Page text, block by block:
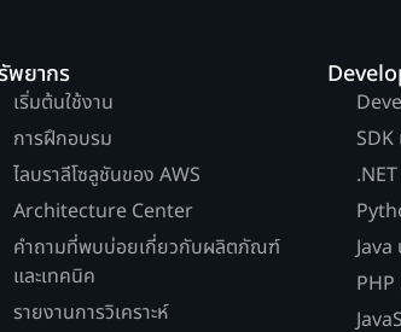
พยากร
เริ่มต้นใช้งาน
การฝึกอบรม
ไลบราลีโซลูชันของ AWS
Architecture Center
คำถามที่พบบ่อยเกี่ยวกับผลิตภัณฑ์
และเทคนิค
รายงานการวิเคราะห์
SDK
Java